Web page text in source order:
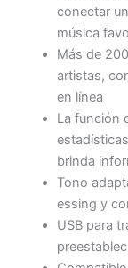
conectar
música
Más de
artistas,
en línea
La función
brinda
Tono
essing y
USB para